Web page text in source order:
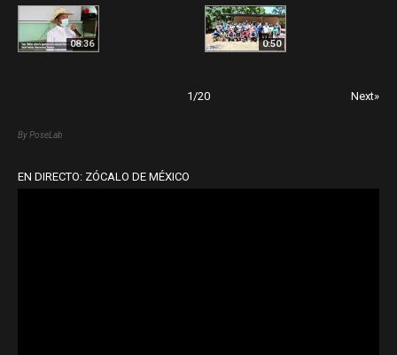
08:36 0:50
1 /20 Next»
By PoseLab
EN DIRECTO: ZÓCALO DE MÉXICO